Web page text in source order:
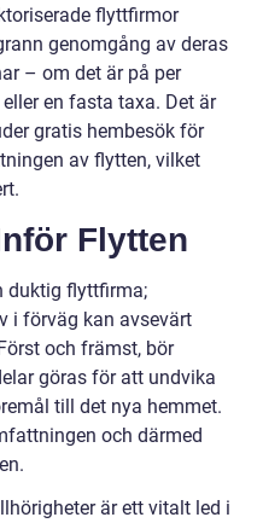
flyttfirmor
genomgång av deras
– om det är på per
en fasta taxa. Det är
gratis hembesök för
av flytten, vilket
Flytten
duktig flyttfirma;
i förväg kan avsevärt
och främst, bör
göras för att undvika
till det nya hemmet.
och därmed
är ett vitalt led i